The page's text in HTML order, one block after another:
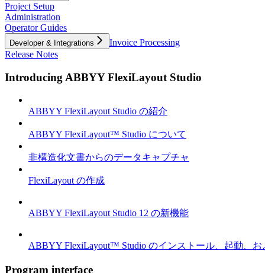
Project Setup
Administration
Operator Guides
Developer & Integrations
Invoice Processing
Release Notes
Introducing ABBYY FlexiLayout Studio
ABBYY FlexiLayout Studio の紹介
ABBYY FlexiLayout™ Studio について
非構造化文書からのデータキャプチャ
FlexiLayout の作成
ABBYY FlexiLayout Studio 12 の新機能
ABBYY FlexiLayout™ Studio のインストール、起動、お
Program interface